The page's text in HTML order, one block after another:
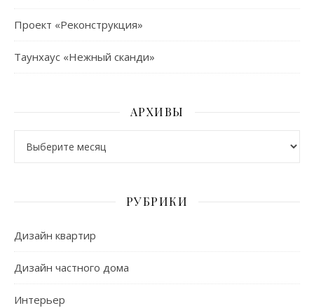
Проект «Реконструкция»
Таунхаус «Нежный сканди»
АРХИВЫ
РУБРИКИ
Дизайн квартир
Дизайн частного дома
Интерьер